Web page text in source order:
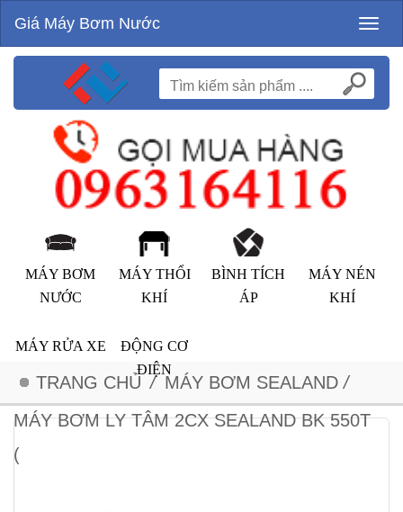
Giá Máy Bơm Nước
MÁY BƠM
NƯỚC
MÁY THỔI
KHÍ
BÌNH TÍCH
ÁP
MÁY NÉN
KHÍ
MÁY RỬA XE
ĐỘNG CƠ
ĐIỆN
TRANG CHỦ / MÁY BƠM SEALAND /
MÁY BƠM LY TÂM 2CX SEALAND BK 550T
(4KW)